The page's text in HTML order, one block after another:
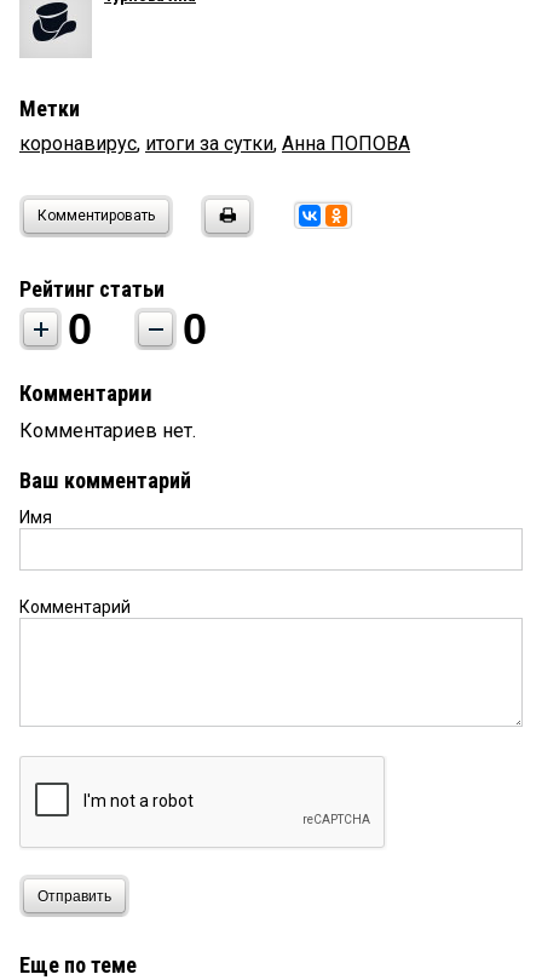
Метки
коронавирус, итоги за сутки, Анна ПОПОВА
Комментировать
Рейтинг статьи
0 0
Комментарии
Комментариев нет.
Ваш комментарий
Имя
Комментарий
Отправить
Еще по теме